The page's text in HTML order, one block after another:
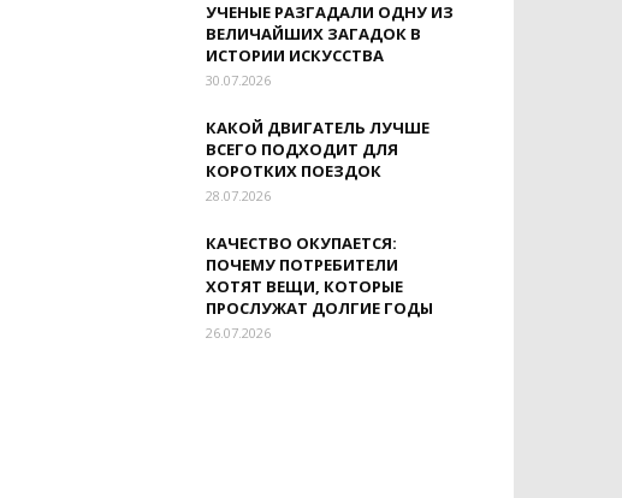
УЧЕНЫЕ РАЗГАДАЛИ ОДНУ ИЗ
ВЕЛИЧАЙШИХ ЗАГАДОК В
ИСТОРИИ ИСКУССТВА
30.07.2026
КАКОЙ ДВИГАТЕЛЬ ЛУЧШЕ
ВСЕГО ПОДХОДИТ ДЛЯ
КОРОТКИХ ПОЕЗДОК
28.07.2026
КАЧЕСТВО ОКУПАЕТСЯ:
ПОЧЕМУ ПОТРЕБИТЕЛИ
ХОТЯТ ВЕЩИ, КОТОРЫЕ
ПРОСЛУЖАТ ДОЛГИЕ ГОДЫ
26.07.2026